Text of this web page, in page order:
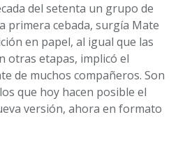
del setenta un grupo de
primera cebada, surgía Mate
en papel, al igual que las
otras etapas, implicó el
de muchos compañeros. Son
que hoy hacen posible el
versión, ahora en formato